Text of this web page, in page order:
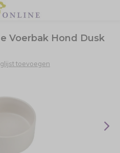
Voerbak Hond Dusk
toevoegen